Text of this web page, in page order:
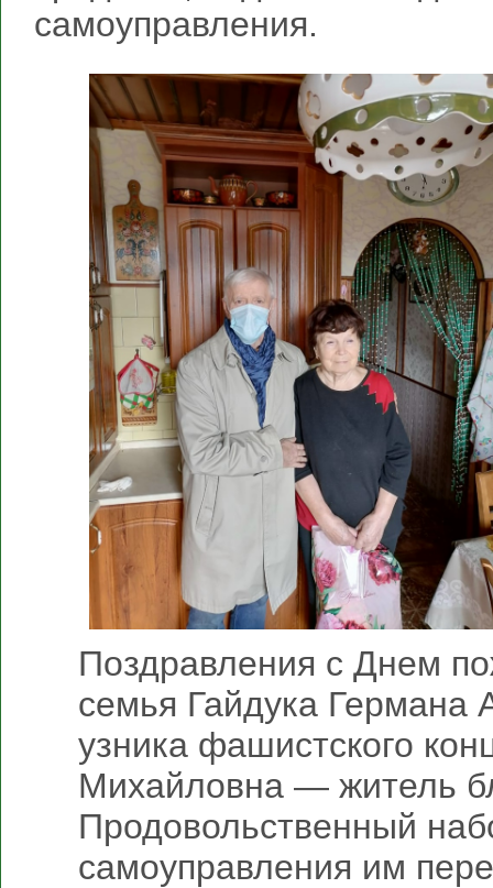
самоуправления.
Поздравления с Днем
семья Гайдука Германа
узника фашистского
Михайловна — житель
Продовольственный
самоуправления им